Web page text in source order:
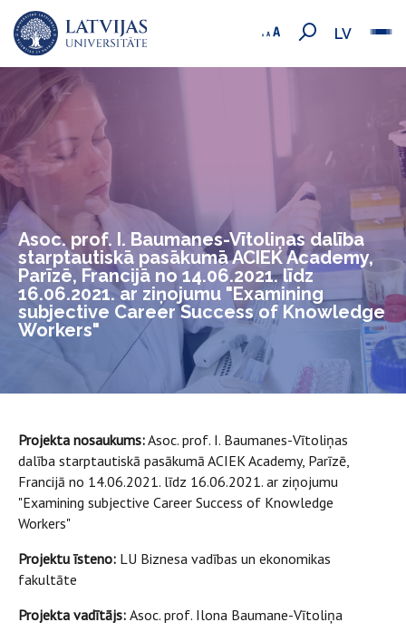
LV
Asoc. prof. I. Baumanes-Vītoliņas dalība
starptautiskā pasākumā ACIEK Academy,
Parīzē, Francijā no 14.06.2021. līdz
16.06.2021. ar ziņojumu "Examining
subjective Career Success of Knowledge
Workers"
Projekta nosaukums:Asoc. prof. I. Baumanes-Vītoliņas
dalība starptautiskā pasākumā ACIEK Academy, Parīzē,
Francijā no 14.06.2021. līdz 16.06.2021. ar ziņojumu
"Examining subjective Career Success of Knowledge
Workers"
Projektu īsteno: LU Biznesa vadības un ekonomikas
fakultāte
Projekta vadītājs: Asoc. prof. Ilona Baumane-Vītoliņa